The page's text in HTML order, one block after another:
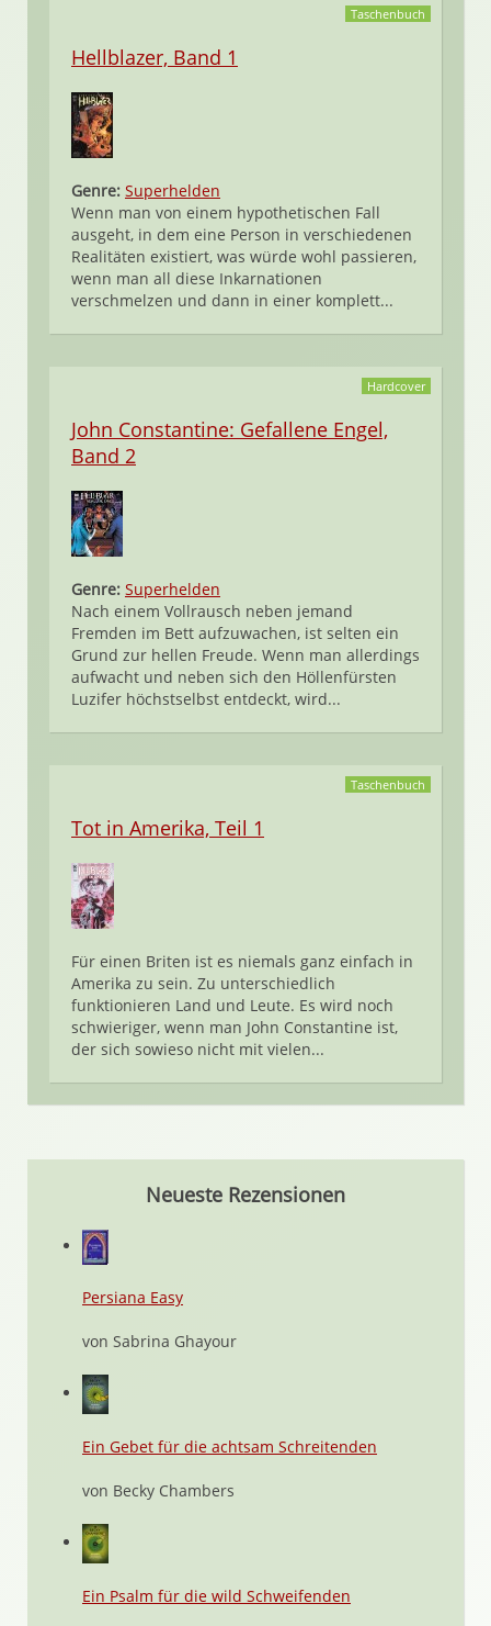
Taschenbuch
Hellblazer, Band 1
Genre: Superhelden
Wenn man von einem hypothetischen Fall
ausgeht, in dem eine Person in verschiedenen
Realitäten existiert, was würde wohl passieren,
wenn man all diese Inkarnationen
verschmelzen und dann in einer komplett...
Hardcover
John Constantine: Gefallene Engel,
Band 2
Genre: Superhelden
Nach einem Vollrausch neben jemand
Fremden im Bett aufzuwachen, ist selten ein
Grund zur hellen Freude. Wenn man allerdings
aufwacht und neben sich den Höllenfürsten
Luzifer höchstselbst entdeckt, wird...
Taschenbuch
Tot in Amerika, Teil 1
Für einen Briten ist es niemals ganz einfach in
Amerika zu sein. Zu unterschiedlich
funktionieren Land und Leute. Es wird noch
schwieriger, wenn man John Constantine ist,
der sich sowieso nicht mit vielen...
Neueste Rezensionen
Persiana Easy
von Sabrina Ghayour
Ein Gebet für die achtsam Schreitenden
von Becky Chambers
Ein Psalm für die wild Schweifenden